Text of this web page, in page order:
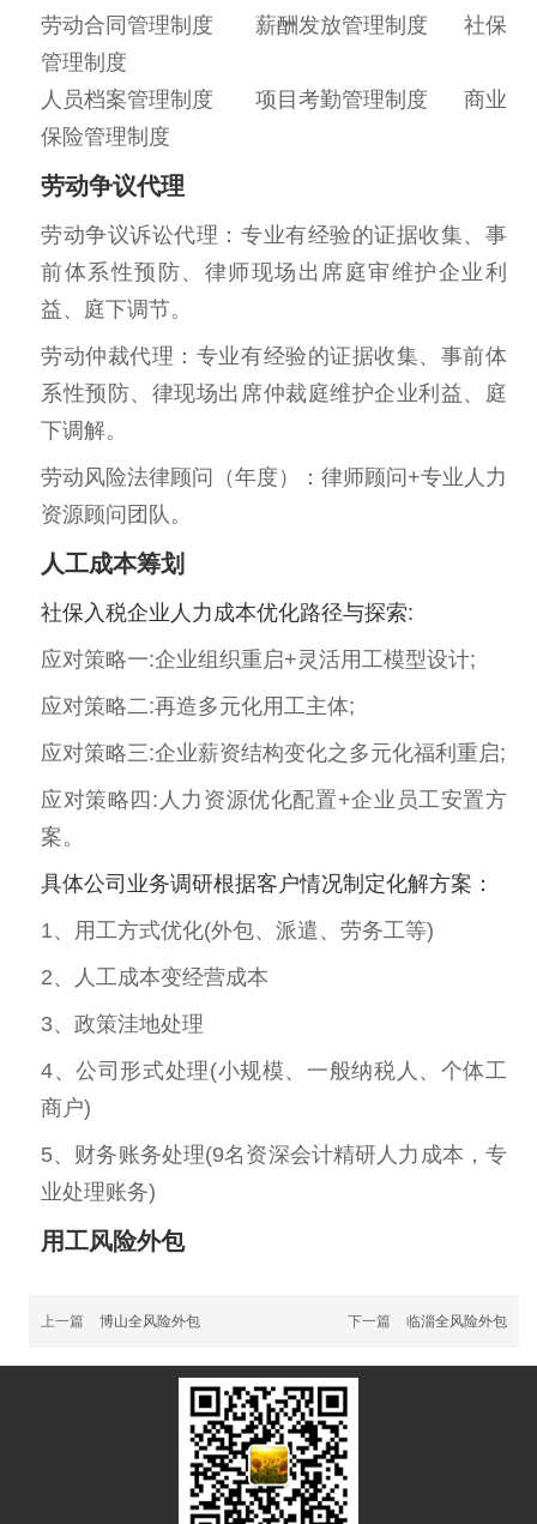
劳动合同管理制度 薪酬发放管理制度 社保
管理制度
人员档案管理制度 项目考勤管理制度 商业
保险管理制度
劳动争议代理
劳动争议诉讼代理：专业有经验的证据收集、事
前体系性预防、律师现场出席庭审维护企业利
益、庭下调节。
劳动仲裁代理：专业有经验的证据收集、事前体
系性预防、律现场出席仲裁庭维护企业利益、庭
下调解。
劳动风险法律顾问（年度）：律师顾问+专业人力
资源顾问团队。
人工成本筹划
社保入税企业人力成本优化路径与探索:
应对策略一:企业组织重启+灵活用工模型设计;
应对策略二:再造多元化用工主体;
应对策略三:企业薪资结构变化之多元化福利重启;
应对策略四:人力资源优化配置+企业员工安置方
案。
具体公司业务调研根据客户情况制定化解方案：
1、用工方式优化(外包、派遣、劳务工等)
2、人工成本变经营成本
3、政策洼地处理
4、公司形式处理(小规模、一般纳税人、个体工
商户)
5、财务账务处理(9名资深会计精研人力成本，专
业处理账务)
用工风险外包
上一篇 博山全风险外包 下一篇 临淄全风险外包